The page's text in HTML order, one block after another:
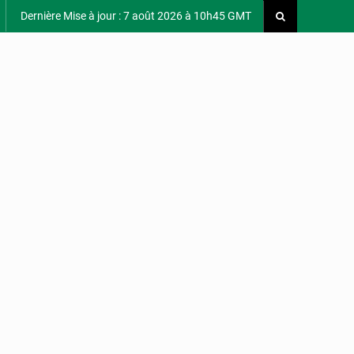
Dernière Mise à jour : 7 août 2026 à 10h45 GMT